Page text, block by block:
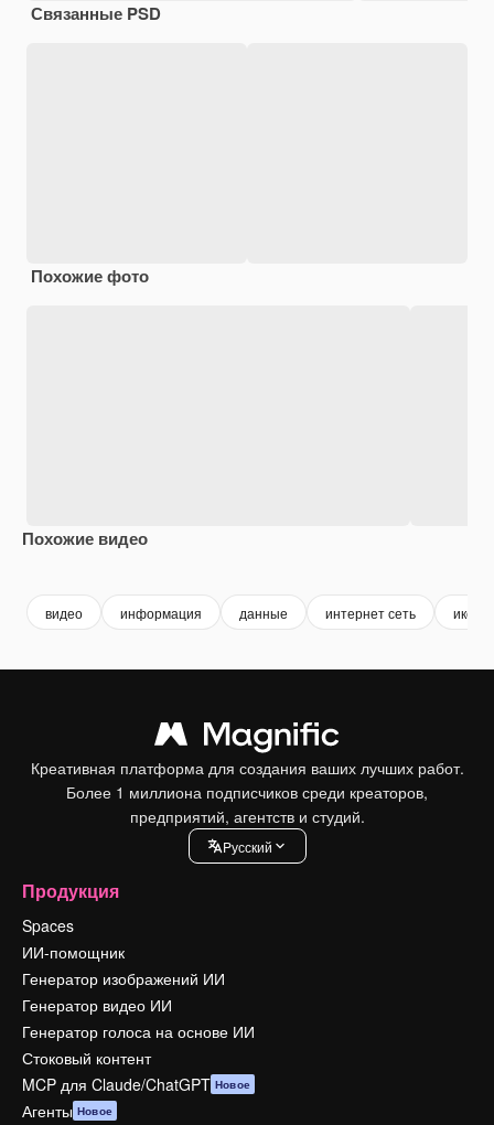
Связанные PSD
Похожие фото
Похожие видео
видео информация данные интернет сеть
Креативная платформа для создания ваших лучших работ.
Более 1 миллиона подписчиков среди креаторов,
предприятий, агентств и студий.
Pусский
Продукция
Spaces
ИИ-помощник
Генератор изображений ИИ
Генератор видео ИИ
Генератор голоса на основе ИИ
Стоковый контент
MCP для Claude/ChatGPT Новое
Агенты Новое